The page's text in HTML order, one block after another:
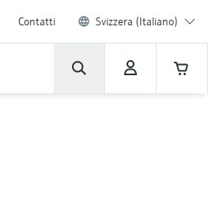
Contatti Svizzera (Italiano)